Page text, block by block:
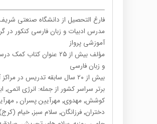
فارغ التحصیل از دانشگاه صنعتی
مدرس ادبیات و زبان فارسی کنکور در
آموزشی پرواز
مؤلف بیش از ۲۵ عنوان کتاب
و زبان فارسی
بیش از ۲۰ سال سابقه تدریس در
کوشش٬ مهدوی٬ مهرآیین